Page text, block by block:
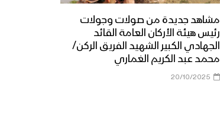
مشاهد جديدة من صولات وجولات
رئيس هيئة الأركان العامة القائد
الجهادي الكبير الشهيد الفريق الركن/
محمد عبد الكريم الغماري
20/10/2025